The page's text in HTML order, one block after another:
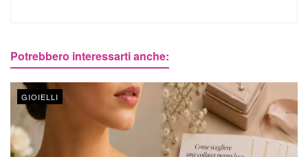
Potrebbero interessarti anche:
GIOIELLI